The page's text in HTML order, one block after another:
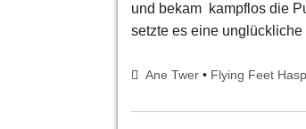
und bekam kampflos die
setzte es eine
Ane Twer • Flying Feet